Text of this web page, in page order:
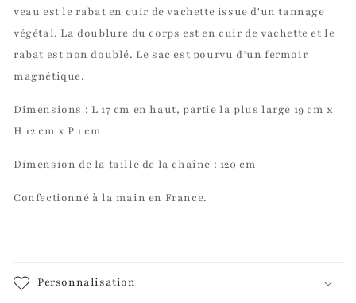
veau est le rabat en cuir de vachette issue d'un tannage
végétal. La doublure du corps est en cuir de vachette et le
rabat est non doublé. Le sac est pourvu d’un fermoir
magnétique.
Dimensions : L 17 cm en haut, partie la plus large 19 cm x
H 12 cm x P 1 cm
Dimension de la taille de la chaîne : 120 cm
Confectionné à la main en France.
Personnalisation